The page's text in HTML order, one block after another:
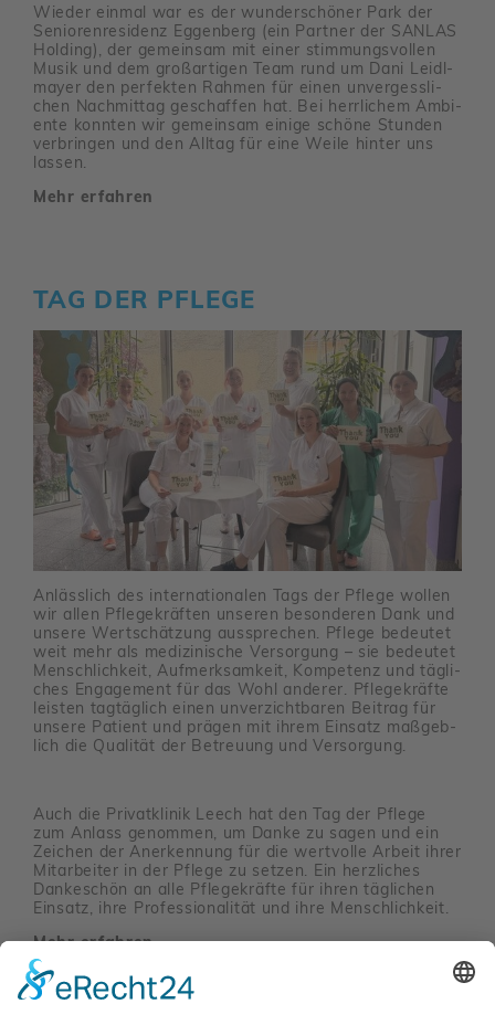
Wieder einmal war es der wunder­schöner Park der
Senio­ren­re­si­denz Eggen­berg (ein Partner der SANLAS
Holding), der gemeinsam mit einer stim­mungs­vollen
Musik und dem groß­ar­tigen Team rund um Dani Leidl­
mayer den perfekten Rahmen für einen unver­gess­li­
chen Nach­mittag geschaffen hat. Bei herr­li­chem Ambi­
ente konnten wir gemeinsam einige schöne Stunden
verbringen und den Alltag für eine Weile hinter uns
lassen.
Mehr erfahren
TAG DER PFLEGE
Anläss­lich des inter­na­tio­nalen Tags der Pflege wollen
wir allen Pfle­ge­kräften unseren beson­deren Dank und
unsere Wert­schät­zung ausspre­chen. Pflege bedeutet
weit mehr als medi­zi­ni­sche Versor­gung – sie bedeutet
Mensch­lich­keit, Aufmerk­sam­keit, Kompe­tenz und tägli­
ches Enga­ge­ment für das Wohl anderer. Pfle­ge­kräfte
leisten tagtäg­lich einen unver­zicht­baren Beitrag für
unsere Patient und prägen mit ihrem Einsatz maßgeb­
lich die Qualität der Betreuung und Versor­gung.
Auch die Privat­klinik Leech hat den Tag der Pflege
zum Anlass genommen, um Danke zu sagen und ein
Zeichen der Aner­ken­nung für die wert­volle Arbeit ihrer
Mitar­beiter in der Pflege zu setzen. Ein herz­li­ches
Danke­schön an alle Pfle­ge­kräfte für ihren tägli­chen
Einsatz, ihre Profes­sio­na­lität und ihre Mensch­lich­keit.
Mehr erfahren